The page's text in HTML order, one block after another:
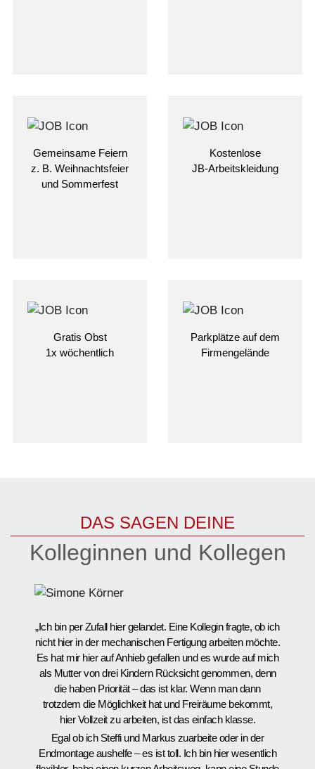
Gemeinsame Feiern
z. B. Weihnachtsfeier
und Sommerfest
Kostenlose
JB-Arbeitskleidung
Gratis Obst
1x wöchentlich
Parkplätze auf dem
Firmengelände
DAS SAGEN DEINE
Kolleginnen und Kollegen
„Ich bin per Zufall hier gelandet. Eine Kollegin fragte, ob ich
nicht hier in der mechanischen Fertigung arbeiten möchte.
Es hat mir hier auf Anhieb gefallen und es wurde auf mich
als Mutter von drei Kindern Rücksicht genommen, denn
die haben Priorität – das ist klar. Wenn man dann
trotzdem die Möglichkeit hat und Freiräume bekommt,
hier Vollzeit zu arbeiten, ist das einfach klasse.
Egal ob ich Steffi und Markus zuarbeite oder in der
Endmontage aushelfe – es ist toll. Ich bin hier wesentlich